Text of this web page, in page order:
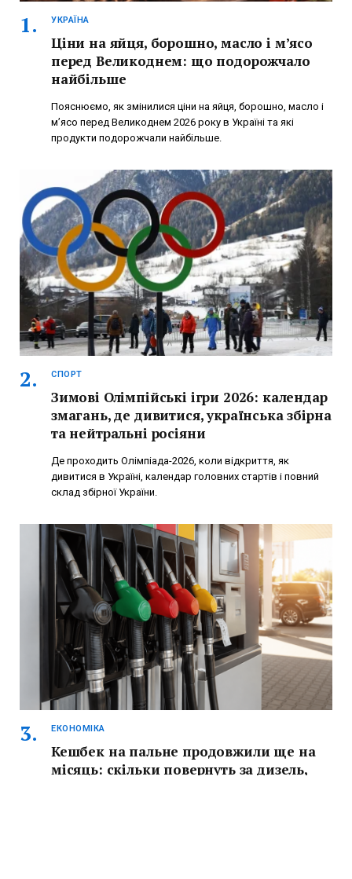
УКРАЇНА
Ціни на яйця, борошно, масло і м’ясо
перед Великоднем: що подорожчало
найбільше
Пояснюємо, як змінилися ціни на яйця, борошно, масло і
м’ясо перед Великоднем 2026 року в Україні та які
продукти подорожчали найбільше.
СПОРТ
Зимові Олімпійські ігри 2026: календар
змагань, де дивитися, українська збірна
та нейтральні росіяни
Де проходить Олімпіада-2026, коли відкриття, як
дивитися в Україні, календар головних стартів і повний
склад збірної України.
ЕКОНОМІКА
Кешбек на пальне продовжили ще на
місяць: скільки повернуть за дизель,